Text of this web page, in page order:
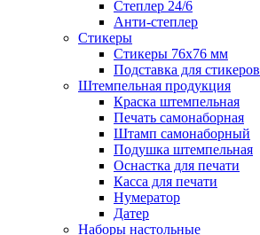
Степлер 24/6
Анти-степлер
Стикеры
Стикеры 76x76 мм
Подставка для стикеров
Штемпельная продукция
Краска штемпельная
Печать самонаборная
Штамп самонаборный
Подушка штемпельная
Оснастка для печати
Касса для печати
Нумератор
Датер
Наборы настольные